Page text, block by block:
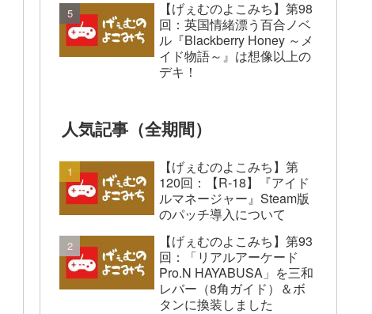
【げぇむのよこみち】第98
回：英国情緒漂う百合ノベ
ル『Blackberry Honey ～メ
イド物語～』は想像以上の
デキ！
人気記事（全期間）
【げぇむのよこみち】第
120回：【R-18】『アイド
ルマネージャー』Steam版
のパッチ導入について
【げぇむのよこみち】第93
回：「リアルアーケード
Pro.N HAYABUSA」を三和
レバー（8角ガイド）＆ボ
タンに換装しました